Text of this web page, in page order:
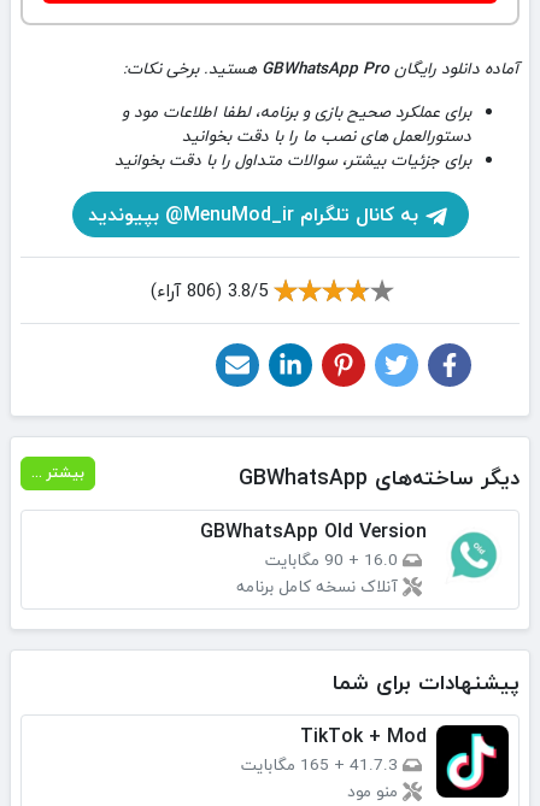
آماده دانلود رایگانGBWhatsApp Pro هستید. برخی نکات:
برای عملکرد صحیح بازی و برنامه، لطفا اطلاعات مود و
دستورالعمل های نصب ما را با دقت بخوانید
برای جزئیات بیشتر، سوالات متداول را با دقت بخوانید
به کانال تلگرام MenuMod_ir@ بپیوندید
3.8/5 (806 آراء)
دیگر ساخته‌های GBWhatsApp بیشتر ...
GBWhatsApp Old Version
16.0
+ 90 مگابایت
آنلاک نسخه کامل برنامه
پیشنهادات برای شما
TikTok + Mod
41.7.3
+ 165 مگابایت
منو مود